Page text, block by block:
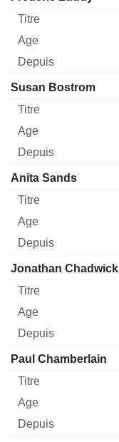
Susan Bostrom
Anita Sands
Jonathan Chadwick
Paul Chamberlain